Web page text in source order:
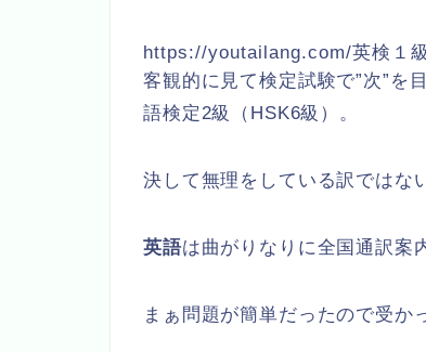
https://youtailang.com/英検１
客観的に見て検定試験で”次”を
語検定2級（HSK6級）。
決して無理をしている訳ではな
英語は曲がりなりに全国通訳案
まぁ問題が簡単だったので受か